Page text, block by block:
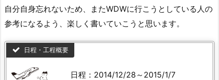
自分自身忘れないため、またWDWに行こうとしている人の
参考になるよう、楽しく書いていこうと思います。
日程・工程概要
日程：2014/12/28～2015/1/7